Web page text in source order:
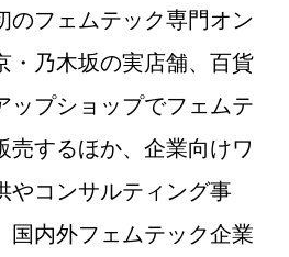
のフェムテック専門オン
・乃木坂の実店舗、百貨
ップショップでフェムテ
売するほか、企業向けワ
やコンサルティング事
国内外フェムテック企業